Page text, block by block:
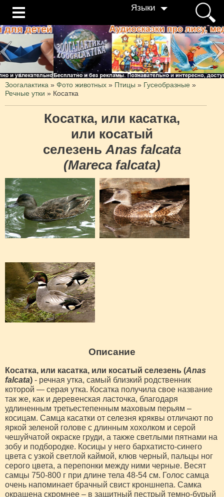
Языки
Зоогалактика » Фото животных » Птицы » Гусеобразные »
Речные утки » Косатка
Косатка, или касатка,
или косатый
селезень Anas falcata
(Mareca falcata)
Описание
Косатка, или касатка, или косатый селезень (Anas
falcata) - речная утка, самый близкий родственник
которой — серая утка. Косатка получила свое название
так же, как и деревенская ласточка, благодаря
удлиненным третьестепенным маховым перьям –
косицам. Самца касатки от селезня кряквы отличают по
яркой зеленой голове с длинным хохолком и серой
чешуйчатой окраске груди, а также светлыми пятнами на
зобу и подбородке. Косицы у него бархатисто-синего
цвета с узкой светлой каймой, клюв черный, пальцы ног
серого цвета, а перепонки между ними черные. Весят
самцы 750-800 г при длине тела 48-54 см. Голос самца
очень напоминает брачный свист кроншнепа. Самка
окрашена скромнее – в защитный пестрый темно-бурый